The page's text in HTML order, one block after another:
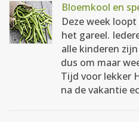
Bloemkool en
Deze week
het gareel.
alle kinderen
dus om maar
Tijd voor lekker
na de vakantie